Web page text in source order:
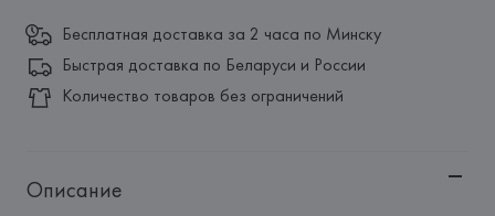
Бесплатная доставка за 2 часа по Минску
Быстрая доставка по Беларуси и России
Количество товаров без ограничений
Описание